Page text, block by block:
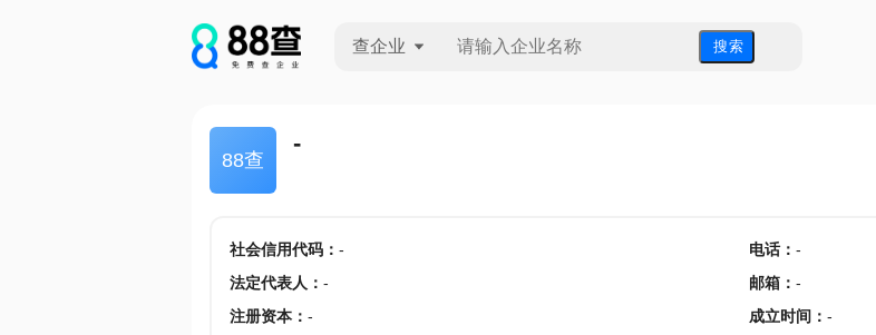
查企业 搜 索
88查
-
社会信用代码： - 电话： -
法定代表人 ： - 邮箱 ： -
注册资本： - 成立时间 ： -